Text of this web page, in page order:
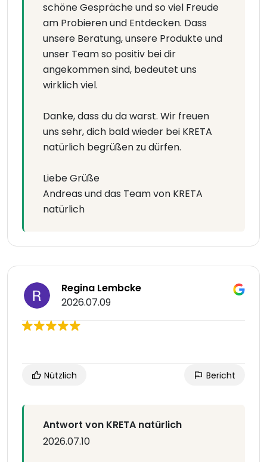
schöne Gespräche und so viel Freude
am Probieren und Entdecken. Dass
unsere Beratung, unsere Produkte und
unser Team so positiv bei dir
angekommen sind, bedeutet uns
wirklich viel.
Danke, dass du da warst. Wir freuen
uns sehr, dich bald wieder bei KRETA
natürlich begrüßen zu dürfen.
Liebe Grüße
Andreas und das Team von KRETA
natürlich
Regina Lembcke
2026.07.09
Nützlich Bericht
Antwort von KRETA natürlich
2026.07.10